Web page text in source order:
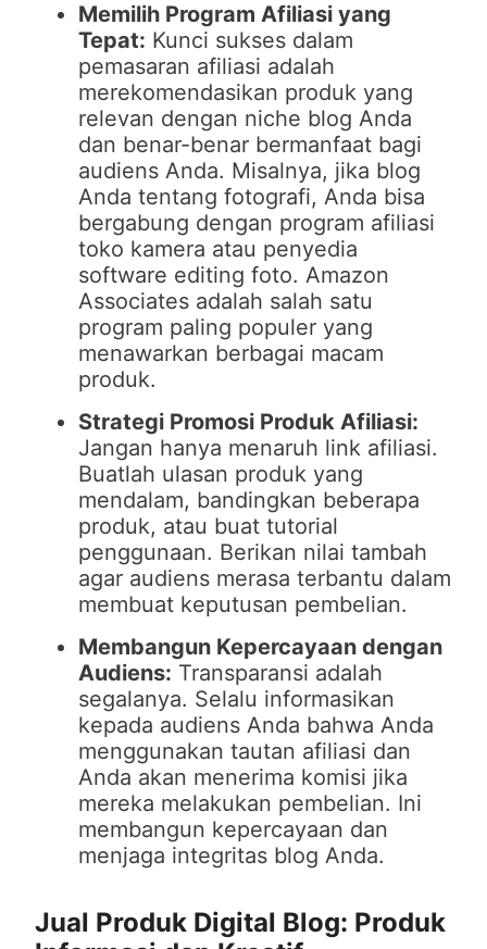
Memilih Program Afiliasi yang
Tepat: Kunci sukses dalam
pemasaran afiliasi adalah
merekomendasikan produk yang
relevan dengan niche blog Anda
dan benar-benar bermanfaat bagi
audiens Anda. Misalnya, jika blog
Anda tentang fotografi, Anda bisa
bergabung dengan program afiliasi
toko kamera atau penyedia
software editing foto. Amazon
Associates adalah salah satu
program paling populer yang
menawarkan berbagai macam
produk.
Strategi Promosi Produk Afiliasi:
Jangan hanya menaruh link afiliasi.
Buatlah ulasan produk yang
mendalam, bandingkan beberapa
produk, atau buat tutorial
penggunaan. Berikan nilai tambah
agar audiens merasa terbantu dalam
membuat keputusan pembelian.
Membangun Kepercayaan dengan
Audiens: Transparansi adalah
segalanya. Selalu informasikan
kepada audiens Anda bahwa Anda
menggunakan tautan afiliasi dan
Anda akan menerima komisi jika
mereka melakukan pembelian. Ini
membangun kepercayaan dan
menjaga integritas blog Anda.
Jual Produk Digital Blog: Produk